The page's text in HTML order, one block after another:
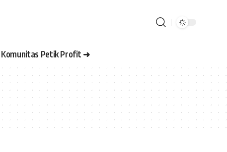
Komunitas Petik Profit ➜